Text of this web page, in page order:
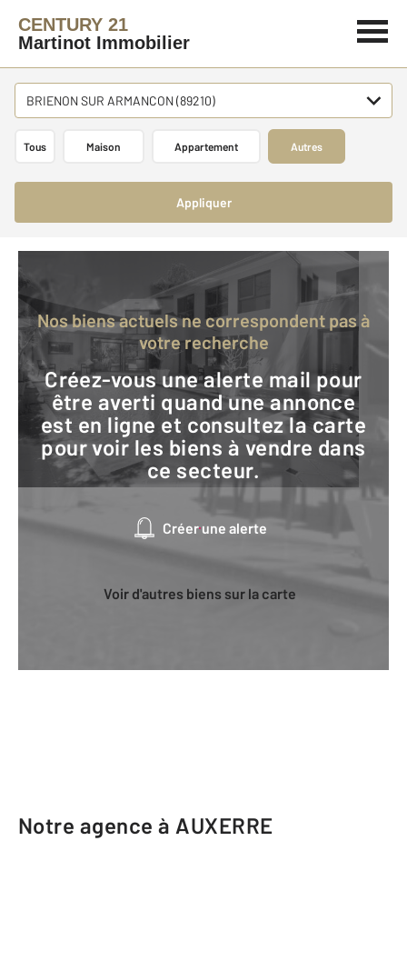
CENTURY 21
Martinot Immobilier
BRIENON SUR ARMANCON (89210)
Tous Maison Appartement Autres
Appliquer
Nos biens actuels ne correspondent pas à
votre recherche
Créez-vous une alerte mail pour
être averti quand une annonce
est en ligne et consultez la carte
pour voir les biens à vendre dans
ce secteur.
Créer une alerte
Voir d'autres biens sur la carte
Notre agence à AUXERRE